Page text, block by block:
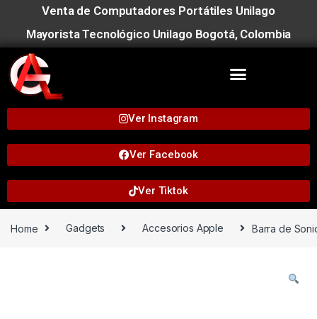
Venta de Computadores Portátiles Unilago
Mayorista Tecnológico Unilago Bogotá, Colombia
Ver Instagram
Ver Facebook
Ver Tiktok
Home Gadgets Accesorios Apple Barra de